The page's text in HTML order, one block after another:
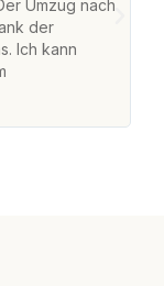
Umzug nach
der
Ich kann